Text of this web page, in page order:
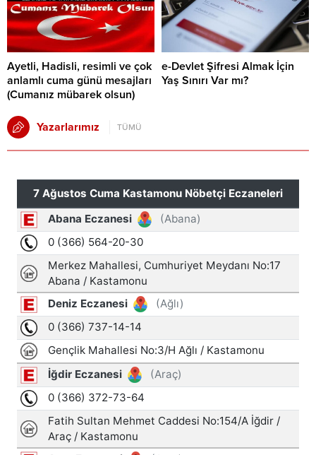
Ayetli, Hadisli, resimli ve çok
anlamlı cuma günü mesajları
(Cumanız mübarek olsun)
e-Devlet Şifresi Almak İçin
Yaş Sınırı Var mı?
Yazarlarımız TÜMÜ